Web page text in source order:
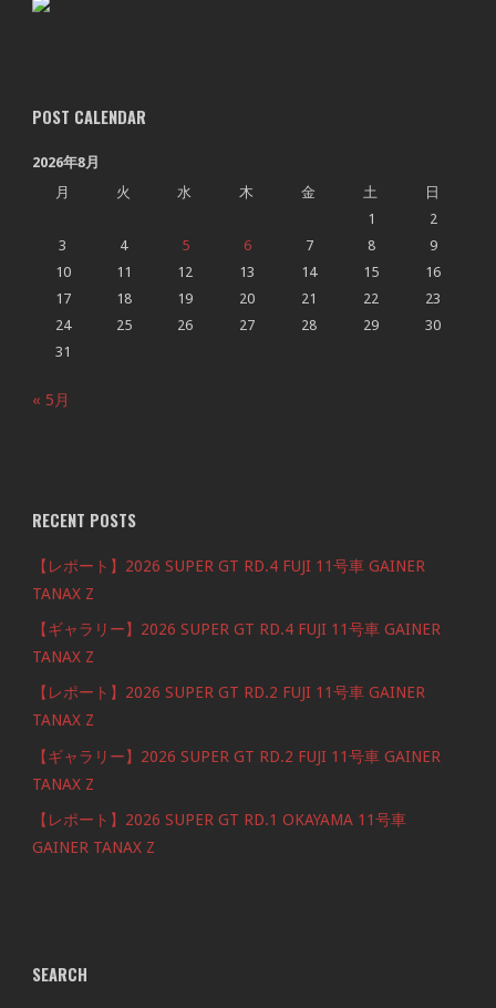
POST CALENDAR
2026年8月
月
火 水 木 金 土
日
1
2
3
4 5 6 7 8
9
10
11 12 13 14 15
16
17
18 19 20 21 22
23
24
25 26 27 28 29
30
31
« 5月
RECENT POSTS
【レポート】2026 SUPER GT RD.4 FUJI 11号車 GAINER
TANAX Z
【ギャラリー】2026 SUPER GT RD.4 FUJI 11号車 GAINER
TANAX Z
【レポート】2026 SUPER GT RD.2 FUJI 11号車 GAINER
TANAX Z
【ギャラリー】2026 SUPER GT RD.2 FUJI 11号車 GAINER
TANAX Z
【レポート】2026 SUPER GT RD.1 OKAYAMA 11号車
GAINER TANAX Z
SEARCH